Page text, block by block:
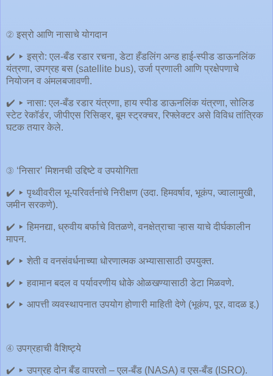
② इस्रो आणि नासाचे योगदान
✔️ ▸ इस्रो: एल-बँड रडार रचना, डेटा हँडलिंग अ‍न्ड हाई-स्पीड डाऊनलिंक
यंत्रणा, उपग्रह बस (satellite bus), उर्जा प्रणाली आणि प्रक्षेपणाचे
नियोजन व अंमलबजावणी.
✔️ ▸ नासा: एल-बँड रडार यंत्रणा, हाय स्पीड डाऊनलिंक यंत्रणा, सोलिड
स्टेट रेकॉर्डर, जीपीएस रिसिव्हर, बूम स्ट्रक्चर, रिफ्लेक्टर असे विविध तांत्रिक
घटक तयार केले.
③ ‘निसार’ मिशनची उद्दिष्टे व उपयोगिता
✔️ ▸ पृथ्वीवरील भू-परिवर्तनांचे निरीक्षण (उदा. हिमवर्षाव, भूकंप, ज्वालामुखी,
जमीन सरकणे).
✔️ ▸ हिमनद्या, ध्रुवीय बर्फाचे वितळणे, वनक्षेत्राचा ऱ्हास याचे दीर्घकालीन
मापन.
✔️ ▸ शेती व वनसंवर्धनाच्या धोरणात्मक अभ्यासासाठी उपयुक्त.
✔️ ▸ हवामान बदल व पर्यावरणीय धोके ओळखण्यासाठी डेटा मिळवणे.
✔️ ▸ आपत्ती व्यवस्थापनात उपयोग होणारी माहिती देणे (भूकंप, पूर, वादळ इ.)
④ उपग्रहाची वैशिष्ट्ये
✔️ ▸ उपग्रह दोन बँड वापरतो – एल-बँड (NASA) व एस-बँड (ISRO).